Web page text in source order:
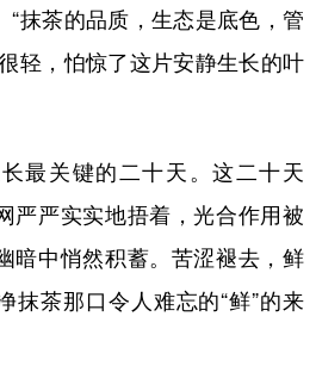
抹茶的品质，生态是底色，管
轻，怕惊了这片安静生长的叶
关键的二十天。这二十天
严严实实地捂着，光合作用被
暗中悄然积蓄。苦涩褪去，鲜
茶那口令人难忘的“鲜”的来